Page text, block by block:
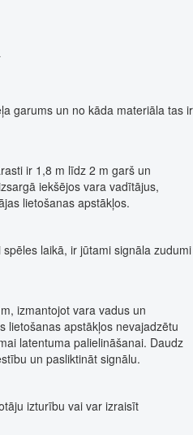
garums un no kāda materiāla tas ir
ir 1,8 m līdz 2 m garš un
iekšējos vara vadītājus,
lietošanas apstākļos.
laikā, ir jūtami signāla zudumi
izmantojot vara vadus un
lietošanas apstākļos nevajadzētu
latentuma palielināšanai. Daudz
un pasliktināt signālu.
izturību vai var izraisīt